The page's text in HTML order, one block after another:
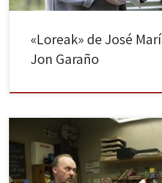
«Loreak» de José
Jon Garaño
A la hora de escribir acerca del
fácilmente contemplar diversas